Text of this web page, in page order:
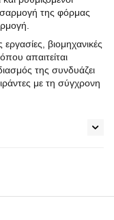
της φόρμας
εργασίες, βιομηχανικές
απαιτείται
της συνδυάζει
με τη σύγχρονη